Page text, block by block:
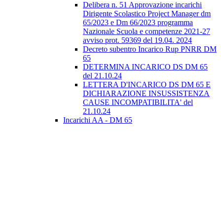
Delibera n. 51 Approvazione incarichi
Dirigente Scolastico Project Manager dm
65/2023 e Dm 66/2023 programma
Nazionale Scuola e competenze 2021-27
avviso prot. 59369 del 19.04. 2024
Decreto subentro Incarico Rup PNRR DM
65
DETERMINA INCARICO DS DM 65
del 21.10.24
LETTERA D'INCARICO DS DM 65 E
DICHIARAZIONE INSUSSISTENZA
CAUSE INCOMPATIBILITA' del
21.10.24
Incarichi AA - DM 65